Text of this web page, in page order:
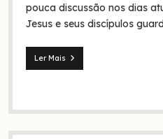
Bíblia
pouca discussão nos dias
Jesus e seus discípulos
Ler Mais
Jesus